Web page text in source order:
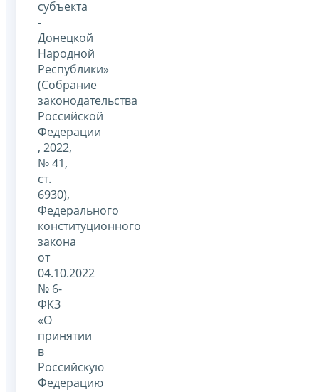
субъекта
-
Донецкой
Народной
Республики»
(Собрание
законодательства
Российской
Федерации
, 2022,
№ 41,
ст.
6930),
Федерального
конституционного
закона
от
04.10.2022
№ 6-
ФКЗ
«О
принятии
в
Российскую
Федерацию